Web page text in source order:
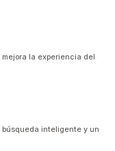
la experiencia del
inteligente y un